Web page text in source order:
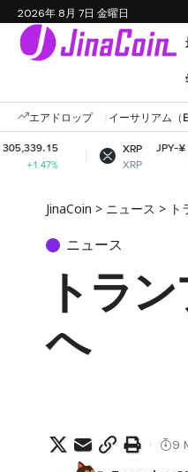
2026年 8月 7日 金曜日
エアドロップ イーサリアム（
XRP
XRP
JPY-¥ 164.31
-0.85%
JinaCoin > ニュース >
ニュース
トラ
へ
9